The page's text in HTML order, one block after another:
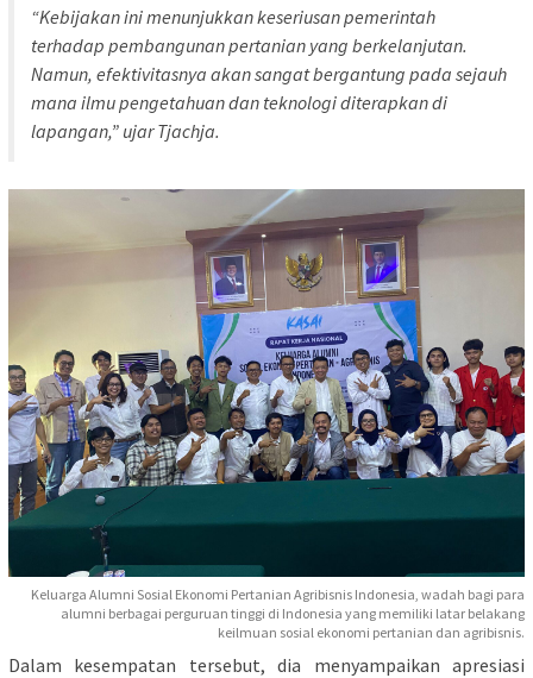
“Kebijakan ini menunjukkan keseriusan pemerintah
terhadap pembangunan pertanian yang berkelanjutan.
Namun, efektivitasnya akan sangat bergantung pada sejauh
mana ilmu pengetahuan dan teknologi diterapkan di
lapangan,” ujar Tjachja.
Keluarga Alumni Sosial Ekonomi Pertanian Agribisnis Indonesia, wadah bagi para
alumni berbagai perguruan tinggi di Indonesia yang memiliki latar belakang
keilmuan sosial ekonomi pertanian dan agribisnis.
Dalam kesempatan tersebut, dia menyampaikan apresiasi